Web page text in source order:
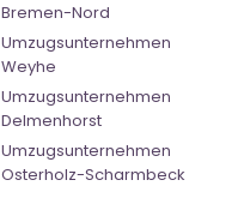
Bremen-Nord
Umzugsunternehmen
Weyhe
Umzugsunternehmen
Delmenhorst
Umzugsunternehmen
Osterholz-Scharmbeck